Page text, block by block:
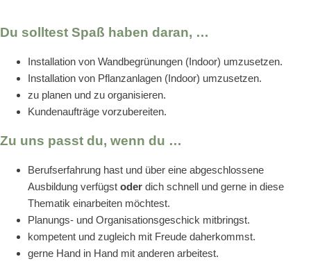
Du solltest Spaß haben daran, …
Installation von Wandbegrünungen (Indoor) umzusetzen.
Installation von Pflanzanlagen (Indoor) umzusetzen.
zu planen und zu organisieren.
Kundenaufträge vorzubereiten.
Zu uns passt du, wenn du …
Berufserfahrung hast und über eine abgeschlossene
Ausbildung verfügst oder dich schnell und gerne in diese
Thematik einarbeiten möchtest.
Planungs- und Organisationsgeschick mitbringst.
kompetent und zugleich mit Freude daherkommst.
gerne Hand in Hand mit anderen arbeitest.